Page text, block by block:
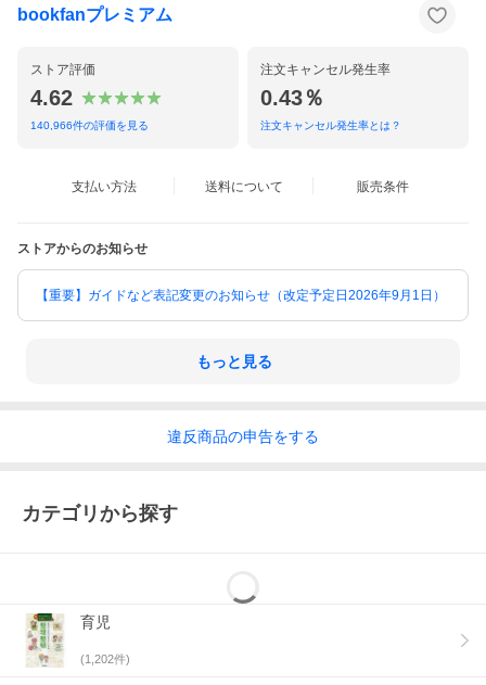
bookfanプレミアム
ストア評価
4.62
140,966件の評価を見る
注文キャンセル発生率
0.43％
注文キャンセル発生率とは？
支払い方法 送料について 販売条件
ストアからのお知らせ
【重要】ガイドなど表記変更のお知らせ（改定予定日2026年9月1日）
もっと見る
違反商品の申告をする
カテゴリから探す
育児
(1,202件)